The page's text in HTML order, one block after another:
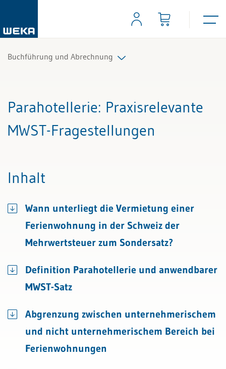
Buchführung und Abrechnung
Parahotellerie: Praxisrelevante
MWST-Fragestellungen
Inhalt
Wann unterliegt die Vermietung einer
Ferienwohnung in der Schweiz der
Mehrwertsteuer zum Sondersatz?
Definition Parahotellerie und anwendbarer
MWST-Satz
Abgrenzung zwischen unternehmerischem
und nicht unternehmerischem Bereich bei
Ferienwohnungen